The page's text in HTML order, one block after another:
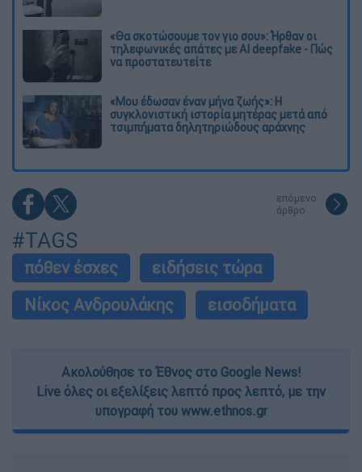
«Θα σκοτώσουμε τον γιο σου»: Ήρθαν οι
τηλεφωνικές απάτες με AI deepfake - Πώς
να προστατευτείτε
«Μου έδωσαν έναν μήνα ζωής»: Η
συγκλονιστική ιστορία μητέρας μετά από
τσιμπήματα δηλητηριώδους αράχνης
επόμενο
άρθρο
#TAGS
πόθεν έσχες
ειδήσεις τώρα
Νίκος Ανδρουλάκης
εισοδήματα
Ακολούθησε το Έθνος στο Google News!
Live όλες οι εξελίξεις λεπτό προς λεπτό, με την
υπογραφή του www.ethnos.gr